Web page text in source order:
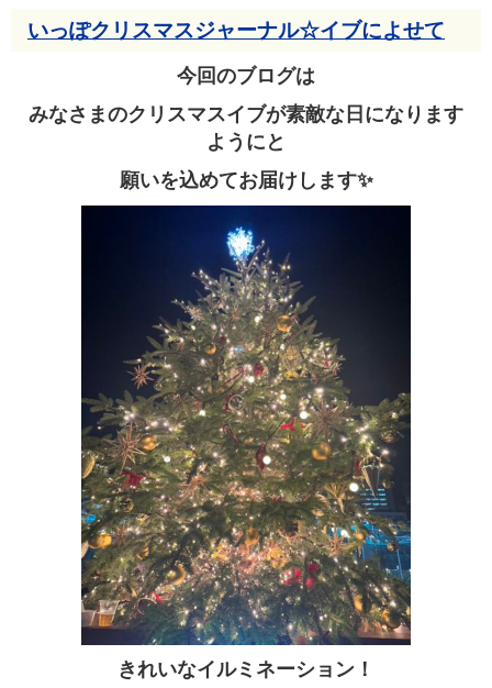
いっぽクリスマスジャーナル☆イブによせて
今回のブログは
みなさまのクリスマスイブが素敵な日になります
ようにと
願いを込めてお届けします✨
きれいなイルミネーション！